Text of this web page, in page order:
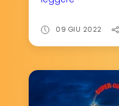
(NL):
nomi
2022/2023
09 GIU 2022